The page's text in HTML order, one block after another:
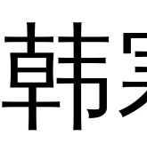
韩